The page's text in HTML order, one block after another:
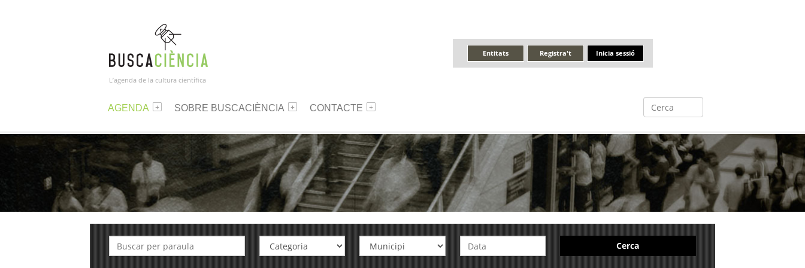
L’agenda de la cultura científica
Inicia sessió
Registra't
Entitats
AGENDA SOBRE BUSCACIÈNCIA CONTACTE
Cerca